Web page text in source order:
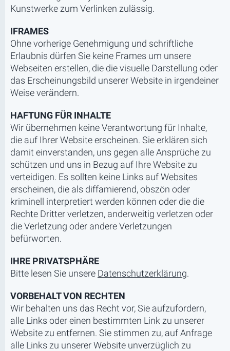
Kunstwerke zum Verlinken zulässig.
IFRAMES
Ohne vorherige Genehmigung und schriftliche
Erlaubnis dürfen Sie keine Frames um unsere
Webseiten erstellen, die die visuelle Darstellung oder
das Erscheinungsbild unserer Website in irgendeiner
Weise verändern.
HAFTUNG FÜR INHALTE
Wir übernehmen keine Verantwortung für Inhalte,
die auf Ihrer Website erscheinen. Sie erklären sich
damit einverstanden, uns gegen alle Ansprüche zu
schützen und uns in Bezug auf Ihre Website zu
verteidigen. Es sollten keine Links auf Websites
erscheinen, die als diffamierend, obszön oder
kriminell interpretiert werden können oder die die
Rechte Dritter verletzen, anderweitig verletzen oder
die Verletzung oder andere Verletzungen
befürworten.
IHRE PRIVATSPHÄRE
Bitte lesen Sie unsere Datenschutzerklärung.
VORBEHALT VON RECHTEN
Wir behalten uns das Recht vor, Sie aufzufordern,
alle Links oder einen bestimmten Link zu unserer
Website zu entfernen. Sie stimmen zu, auf Anfrage
alle Links zu unserer Website unverzüglich zu